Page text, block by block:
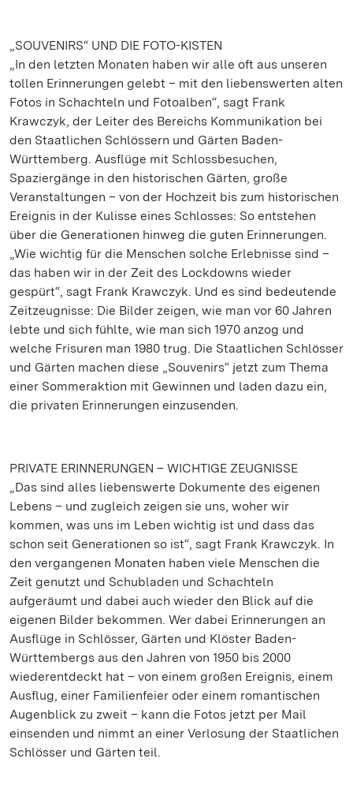
„SOUVENIRS“ UND DIE FOTO-KISTEN
„In den letzten Monaten haben wir alle oft aus unseren
tollen Erinnerungen gelebt – mit den liebenswerten alten
Fotos in Schachteln und Fotoalben“, sagt Frank
Krawczyk, der Leiter des Bereichs Kommunikation bei
den Staatlichen Schlössern und Gärten Baden-
Württemberg. Ausflüge mit Schlossbesuchen,
Spaziergänge in den historischen Gärten, große
Veranstaltungen – von der Hochzeit bis zum historischen
Ereignis in der Kulisse eines Schlosses: So entstehen
über die Generationen hinweg die guten Erinnerungen.
„Wie wichtig für die Menschen solche Erlebnisse sind –
das haben wir in der Zeit des Lockdowns wieder
gespürt“, sagt Frank Krawczyk. Und es sind bedeutende
Zeitzeugnisse: Die Bilder zeigen, wie man vor 60 Jahren
lebte und sich fühlte, wie man sich 1970 anzog und
welche Frisuren man 1980 trug. Die Staatlichen Schlösser
und Gärten machen diese „Souvenirs“ jetzt zum Thema
einer Sommeraktion mit Gewinnen und laden dazu ein,
die privaten Erinnerungen einzusenden.
PRIVATE ERINNERUNGEN – WICHTIGE ZEUGNISSE
„Das sind alles liebenswerte Dokumente des eigenen
Lebens – und zugleich zeigen sie uns, woher wir
kommen, was uns im Leben wichtig ist und dass das
schon seit Generationen so ist“, sagt Frank Krawczyk. In
den vergangenen Monaten haben viele Menschen die
Zeit genutzt und Schubladen und Schachteln
aufgeräumt und dabei auch wieder den Blick auf die
eigenen Bilder bekommen. Wer dabei Erinnerungen an
Ausflüge in Schlösser, Gärten und Klöster Baden-
Württembergs aus den Jahren von 1950 bis 2000
wiederentdeckt hat – von einem großen Ereignis, einem
Ausflug, einer Familienfeier oder einem romantischen
Augenblick zu zweit – kann die Fotos jetzt per Mail
einsenden und nimmt an einer Verlosung der Staatlichen
Schlösser und Gärten teil.